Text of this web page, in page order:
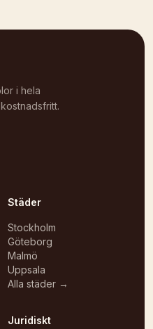
i hela
Städer
Stockholm
Göteborg
Malmö
Uppsala
Alla städer →
Juridiskt